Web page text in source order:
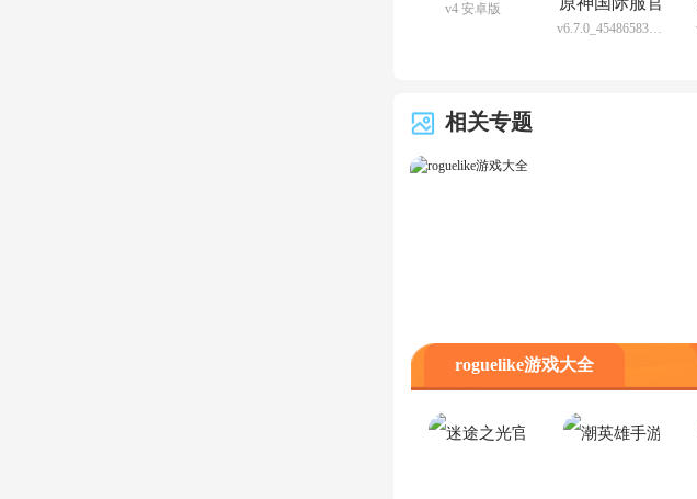
手游最新版
v4 安卓版
方版Genshinv6.7.0_45486583_45768959 最新版
相关专题
roguelike游戏大全